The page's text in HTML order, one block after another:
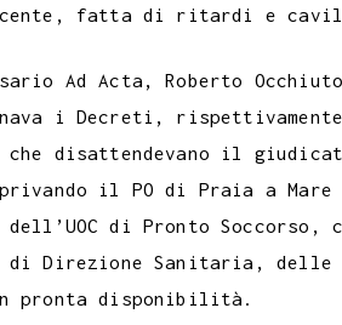
fatta di ritardi e
Ad Acta, Roberto
i Decreti,
che disattendevano il
il PO di Praia a Mare
di Pronto Soccorso,
di Direzione Sanitaria,
pronta disponibilità.